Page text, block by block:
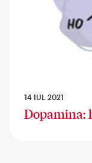
14 IUL 2021
Dopamina: